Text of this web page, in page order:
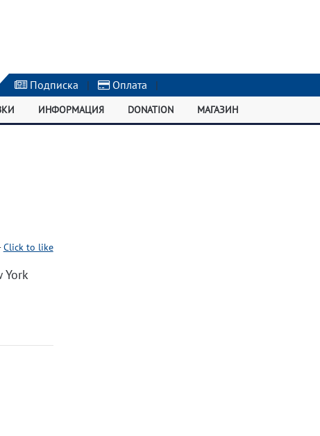
Подписка | Оплата |
ИНФОРМАЦИЯ DONATION МАГАЗИН
Click to like